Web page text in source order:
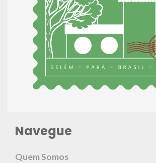
Navegue
Quem Somos